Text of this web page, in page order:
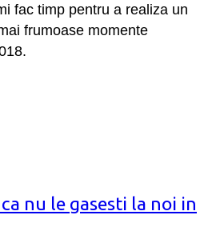
fac timp pentru a realiza un
frumoase momente
nu le gasesti la noi in